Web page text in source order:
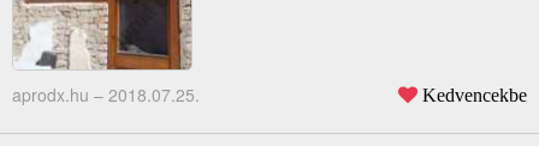
aprodx.hu – 2018.07.25. Kedvencekbe